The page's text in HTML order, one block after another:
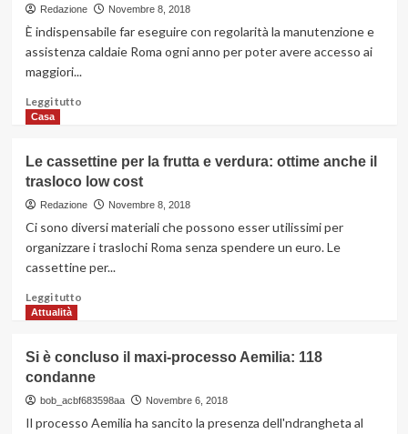
mamma
un
bambino
disabile,
insubordinazione
un
bar
Los
Angeles:
quali
il
killer
Redazione Novembre 8, 2018
È indispensabile far eseguire con regolarità la manutenzione e
assistenza caldaie Roma ogni anno per poter avere accesso ai
maggiori...
Leggi tuttoLeggi
I
vantaggi
nell’eseguire
una
manutenzione
sulla
Casa
Le cassettine per la frutta e verdura: ottime anche il
trasloco low cost
Redazione Novembre 8, 2018
Ci sono diversi materiali che possono esser utilissimi per
organizzare i traslochi Roma senza spendere un euro. Le
cassettine per...
Leggi tuttoLeggi
Le
cassettine
per
Attualità
Si è concluso il maxi-processo Aemilia: 118
condanne
bob_acbf683598aa Novembre 6, 2018
Il processo Aemilia ha sancito la presenza dell'ndrangheta al